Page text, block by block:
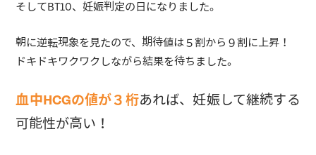
そしてBT10、妊娠判定の日になりました。
朝に逆転現象を見たので、期待値は５割から９割に上昇！
ドキドキワクワクしながら結果を待ちました。
血中HCGの値が３桁あれば、妊娠して継続する
可能性が高い！